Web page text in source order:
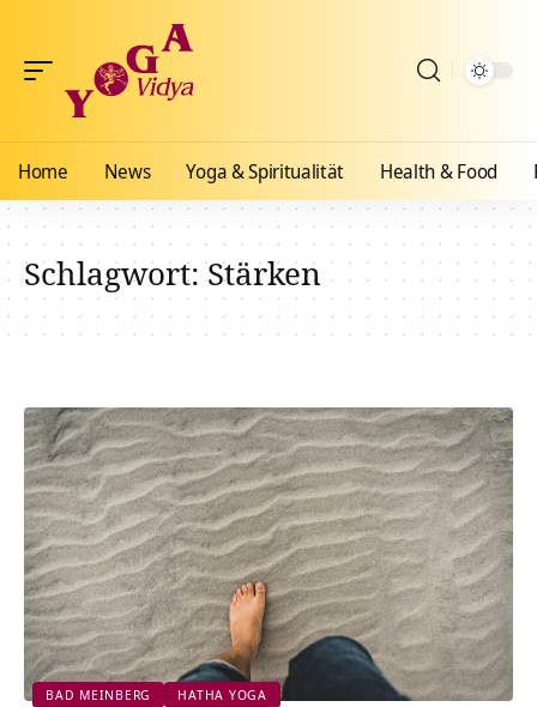
Home News Yoga & Spiritualität Health & Food
Schlagwort:Stärken
BAD MEINBERG HATHA YOGA